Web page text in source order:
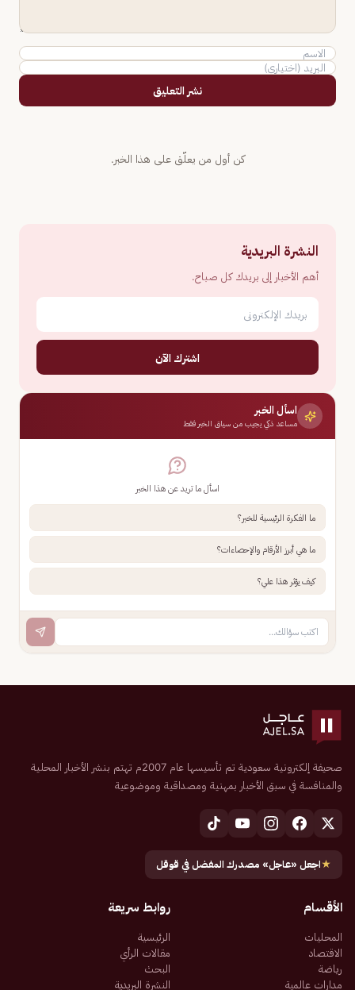
نشر التعليق
كن أول من يعلّق على هذا الخبر.
النشرة البريدية
أهم الأخبار إلى بريدك كل صباح.
اشترك الآن
اسأل الخبر
مساعد ذكي يجيب من سياق الخبر فقط
اسأل ما تريد عن هذا الخبر
ما الفكرة الرئيسية للخبر؟
ما هي أبرز الأرقام والإحصاءات؟
كيف يؤثر هذا علي؟
صحيفة إلكترونية سعودية تم تأسيسها عام 2007م تهتم بنشر الأخبار المحلية
والمنافسة في سبق الأخبار بمهنية ومصداقية وموضوعية
★اجعل «عاجل» مصدرك المفضل في قوقل
الأقسام
المحليات
الاقتصاد
رياضة
مدارات عالمية
روابط سريعة
الرئيسية
مقالات الرأي
البحث
النشرة البريدية